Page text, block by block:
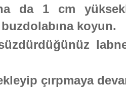
da 1 cm
buzdolabına koyun.
çırpmaya